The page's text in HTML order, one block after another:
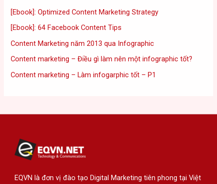
[Ebook]: Optimized Content Marketing Strategy
[Ebook]: 64 Facebook Content Tips
Content Marketing năm 2013 qua Infographic
Content marketing – Điều gì làm nên một infographic tốt?
Content marketing – Làm infogarphic tốt – P1
EQVN là đơn vị đào tạo Digital Marketing tiên phong tại Việt